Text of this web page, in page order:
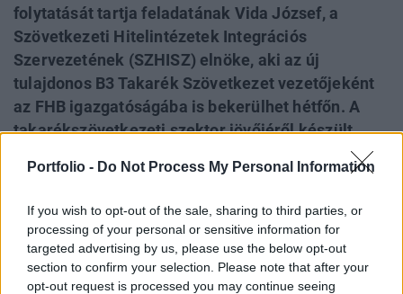
Portfolio - Do Not Process My Personal Information
If you wish to opt-out of the sale, sharing to third parties, or
processing of your personal or sensitive information for
targeted advertising by us, please use the below opt-out
section to confirm your selection. Please note that after your
opt-out request is processed you may continue seeing
folytatását tartja feladatának Vida József, a
Szövetkezeti Hitelintézetek Integrációs
Szervezetének (SZHISZ) elnöke, aki az új
tulajdonos B3 Takarék Szövetkezet vezetőjeként
az FHB igazgatóságába is bekerülhet hétfőn. A
takarékszövetkezeti szektor jövőjéről készült
viszonyról, az önkormányzati számlavezetés
szolgáltatásokról, valamint az FHB és a
Takarékbank jövőbeni szerepéről is szót ejt a
szakember.